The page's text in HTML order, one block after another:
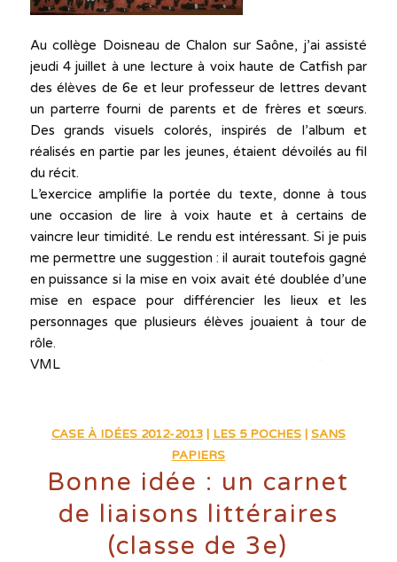
Au collège Doisneau de Chalon sur Saône, j’ai assisté
jeudi 4 juillet à une lecture à voix haute de Catfish par
des élèves de 6e et leur professeur de lettres devant
un parterre fourni de parents et de frères et sœurs.
Des grands visuels colorés, inspirés de l’album et
réalisés en partie par les jeunes, étaient dévoilés au fil
du récit.
L’exercice amplifie la portée du texte, donne à tous
une occasion de lire à voix haute et à certains de
vaincre leur timidité. Le rendu est intéressant. Si je puis
me permettre une suggestion : il aurait toutefois gagné
en puissance si la mise en voix avait été doublée d’une
mise en espace pour différencier les lieux et les
personnages que plusieurs élèves jouaient à tour de
rôle.
VML
CASE À IDÉES 2012-2013| LES 5 POCHES| SANS
PAPIERS
Bonne idée : un carnet
de liaisons littéraires
(classe de 3e)